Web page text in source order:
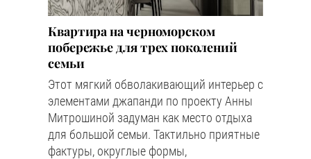
Квартира на черноморском
побережье для трех поколений
семьи
Этот мягкий обволакивающий интерьер с
элементами джапанди по проекту Анны
Митрошиной задуман как место отдыха
для большой семьи. Тактильно приятные
фактуры, округлые формы,